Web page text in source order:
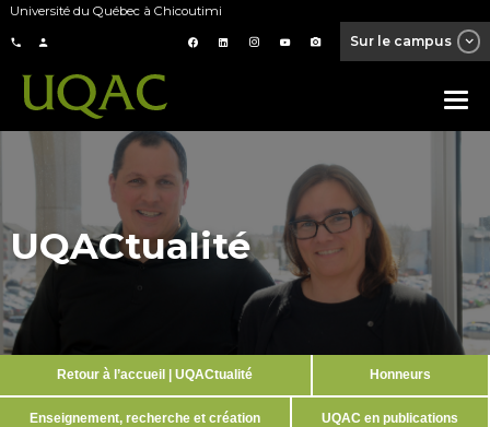
Université du Québec à Chicoutimi
Sur le campus
UQACtualité
Retour à l’accueil | UQACtualité Honneurs
Enseignement, recherche et création UQAC en publications